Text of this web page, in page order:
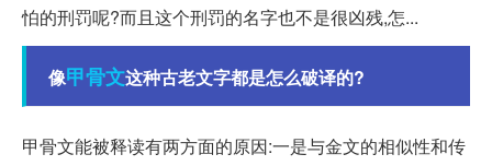
怕的刑罚呢?而且这个刑罚的名字也不是很凶残,怎...
像甲骨文这种古老文字都是怎么破译的?
甲骨文能被释读有两方面的原因:一是与金文的相似性和传